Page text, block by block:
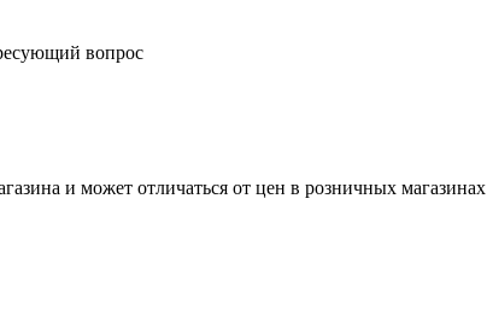
вопрос
и может отличаться от цен в розничных магазинах